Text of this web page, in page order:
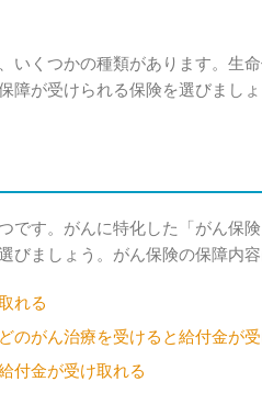
いくつかの種類があります。生
が受けられる保険を選びましょ
です。がんに特化した「がん保
ましょう。がん保険の保障内容
れる
のがん治療を受けると給付金が
付金が受け取れる